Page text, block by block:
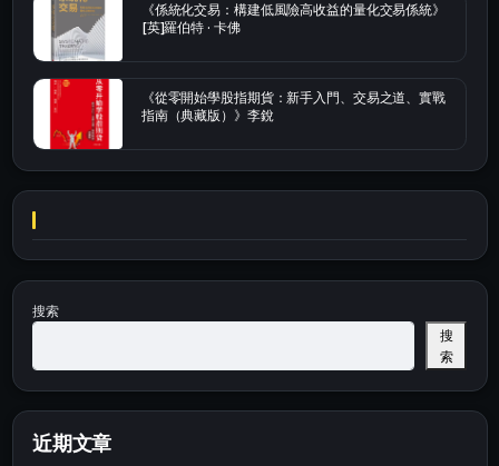
《係統化交易：構建低風險高收益的量化交易係統》
[英]羅伯特 · 卡佛
《從零開始學股指期貨：新手入門、交易之道、實戰
指南（典藏版）》李銳
搜索
搜
索
近期文章